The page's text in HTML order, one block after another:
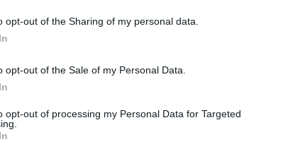
opt-out of the Sharing of my personal data.
opt-out of the Sale of my Personal Data.
opt-out of processing my Personal Data for Targeted
προστίμων για στάση και στάθμευση
περιστολή των δικαιωμάτων των συμπολιτών μας.
μας αισθάνονται ότι δια των προστίμων της Δημοτικής
η αυστηρότητα των Οργάνων της Δημοτικής Αστυνομίας